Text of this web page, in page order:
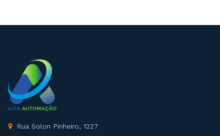
Rua Solon Pinheiro, 1227